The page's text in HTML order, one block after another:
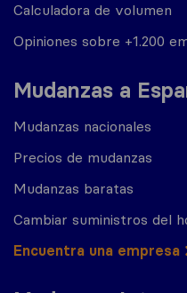
Calculadora de volumen
Opiniones sobre +1.200
Mudanzas a
Mudanzas nacionales
Precios de mudanzas
Mudanzas baratas
Cambiar suministros del
Encuentra una empresa